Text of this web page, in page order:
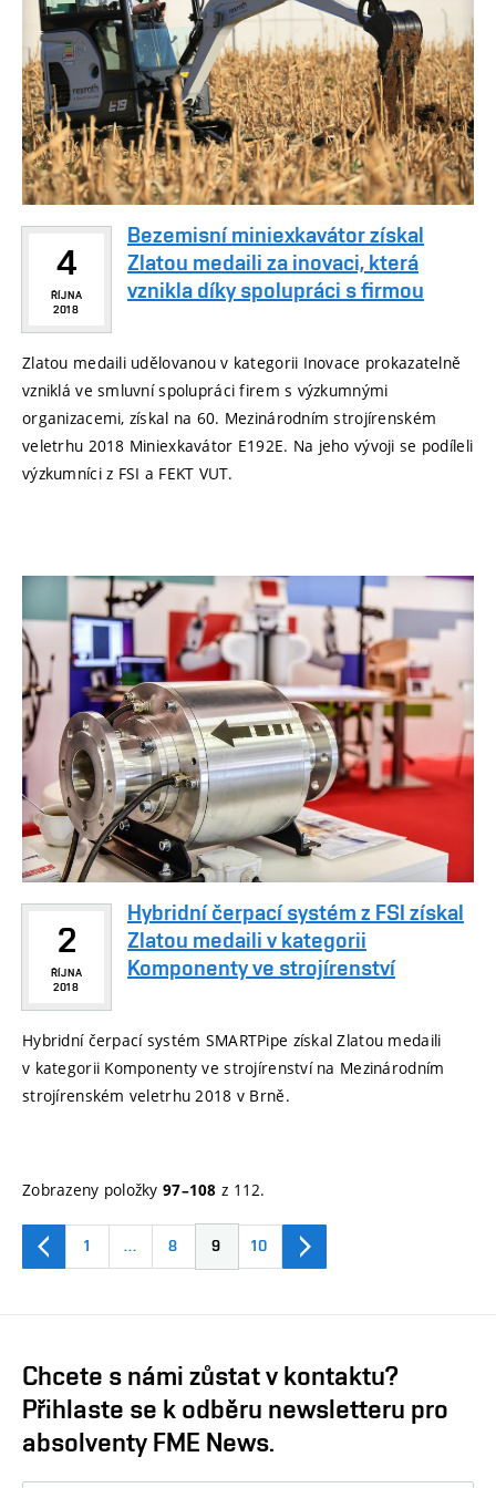
4
ŘÍJNA
2018
Bezemisní miniexkavátor získal
Zlatou medaili za inovaci, která
vznikla díky spolupráci s firmou
Zlatou medaili udělovanou v kategorii Inovace prokazatelně
vzniklá ve smluvní spolupráci firem s výzkumnými
organizacemi, získal na 60. Mezinárodním strojírenském
veletrhu 2018 Miniexkavátor E192E. Na jeho vývoji se podíleli
výzkumníci z FSI a FEKT VUT.
2
ŘÍJNA
2018
Hybridní čerpací systém z FSI získal
Zlatou medaili v kategorii
Komponenty ve strojírenství
Hybridní čerpací systém SMARTPipe získal Zlatou medaili
v kategorii Komponenty ve strojírenství na Mezinárodním
strojírenském veletrhu 2018 v Brně.
Zobrazeny položky97–108 z 112.
1 … 8 9 10
Chcete s námi zůstat v kontaktu?
Přihlaste se k odběru newsletteru pro
absolventy FME News.